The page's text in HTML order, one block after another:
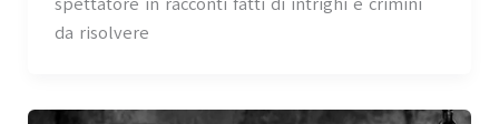
da risolvere